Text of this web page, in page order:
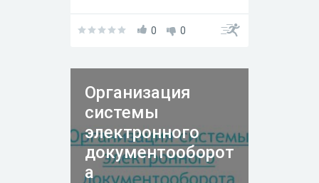
0 0
Организация
системы
электронного
документооборот
а